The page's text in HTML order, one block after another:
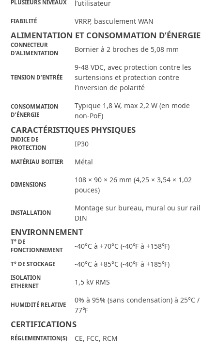
PLUSIEURS NIVEAUX
l’utilisateur
FIABILITÉ VRRP, basculement WAN
ALIMENTATION ET CONSOMMATION D’ÉNERGIE
CONNECTEUR
D’ALIMENTATION
Bornier à 2 broches de 5,08 mm
TENSION D’ENTRÉE
9-48 VDC, avec protection contre les
surtensions et protection contre
l’inversion de polarité
CONSOMMATION
D’ÉNERGIE
Typique 1,8 W, max 2,2 W (en mode
non-PoE)
CARACTÉRISTIQUES PHYSIQUES
INDICE DE
PROTECTION
IP30
MATÉRIAU BOITIER Métal
DIMENSIONS
108 × 90 × 26 mm (4,25 × 3,54 × 1,02
pouces)
INSTALLATION
Montage sur bureau, mural ou sur rail
DIN
ENVIRONNEMENT
T° DE
FONCTIONNEMENT
-40°C à +70°C (-40℉ à +158℉)
T° DE STOCKAGE -40°C à +85°C (-40℉ à +185℉)
ISOLATION
ETHERNET
1,5 kV RMS
HUMIDITÉ RELATIVE
0% à 95% (sans condensation) à 25°C /
77℉
CERTIFICATIONS
RÉGLEMENTATION(S) CE, FCC, RCM